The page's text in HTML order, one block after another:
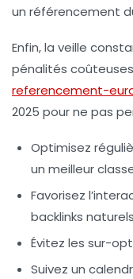
un référencement
Enfin, la veille
pénalités
referencement-
2025 pour ne pas
Optimisez
un meilleur
Favorisez
backlinks
Évitez les sur-
Suivez un